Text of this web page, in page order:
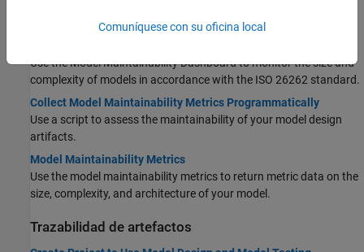
Assess the size, complexity, and architecture of your design.
Use the Model Maintainability Dashboard to monitor the size and
complexity of models in accordance with the ISO 26262 standard.
Collect Model Maintainability Metrics Programmatically
Use a script to assess the maintainability of your model design
artifacts.
Model Maintainability Metrics
Use the model maintainability metrics to return metric data on the
size, complexity, and architecture of your model.
Trazabilidad de artefactos
Comuníquese con su oficina local